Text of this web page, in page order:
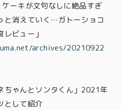
ーキが文句なしに絶品すぎ
消えていく…ガトーショコ
ビュー」
archives/20210922
ちゃんとソンタくん」2021年
として紹介